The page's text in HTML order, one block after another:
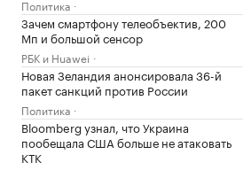
Политика
Зачем смартфону телеобъектив, 200
Мп и большой сенсор
РБК и Huawei
Новая Зеландия анонсировала 36-й
пакет санкций против России
Политика
Bloomberg узнал, что Украина
пообещала США больше не атаковать
КТК